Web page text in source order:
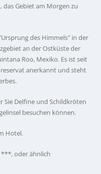
Gebiet am Morgen zu
des Himmels" in der
an der Ostküste der
Roo, Mexiko. Es ist seit
anerkannt und steht
Sie Delfine und Schildkröten
besuchen können.
Hotel.
***, oder ähnlich